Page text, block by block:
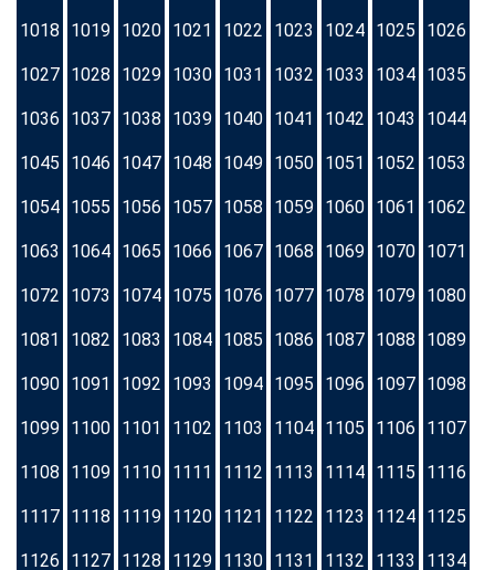
1018 1019 1020 1021 1022 1023 1024 1025 1026
1027 1028 1029 1030 1031 1032 1033 1034 1035
1036 1037 1038 1039 1040 1041 1042 1043 1044
1045 1046 1047 1048 1049 1050 1051 1052 1053
1054 1055 1056 1057 1058 1059 1060 1061 1062
1063 1064 1065 1066 1067 1068 1069 1070 1071
1072 1073 1074 1075 1076 1077 1078 1079 1080
1081 1082 1083 1084 1085 1086 1087 1088 1089
1090 1091 1092 1093 1094 1095 1096 1097 1098
1099 1100 1101 1102 1103 1104 1105 1106 1107
1108 1109 1110 1111 1112 1113 1114 1115 1116
1117 1118 1119 1120 1121 1122 1123 1124 1125
1126 1127 1128 1129 1130 1131 1132 1133 1134